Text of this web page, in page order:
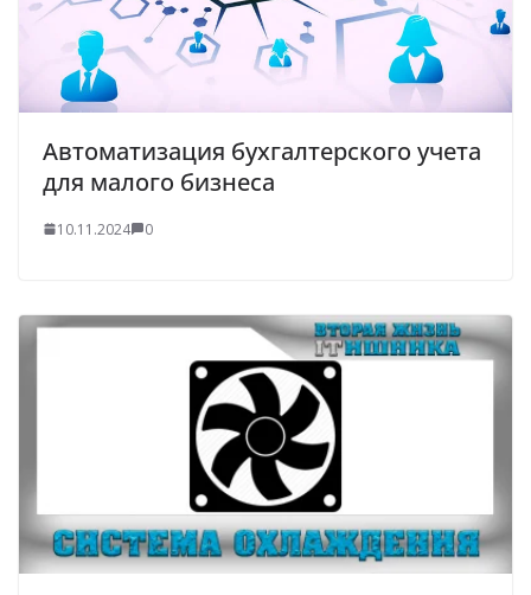
Автоматизация бухгалтерского учета
для малого бизнеса
10.11.2024 0